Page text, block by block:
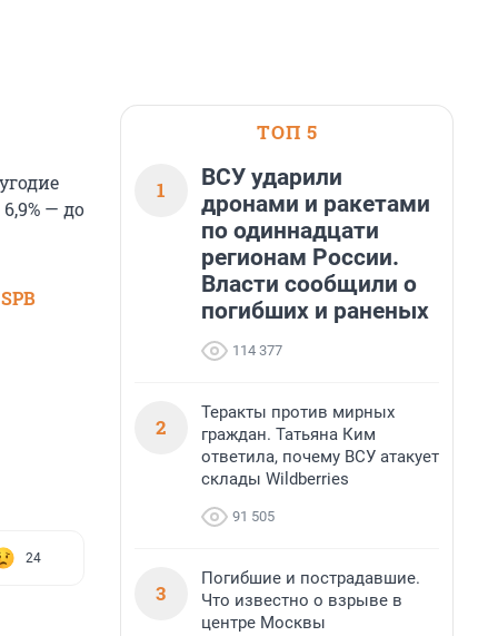
— до
24
ТОП 5
1
ВСУ ударили
дронами и ракетами
по одиннадцати
регионам России.
Власти сообщили о
погибших и раненых
114 377
2
Теракты против мирных
граждан. Татьяна Ким
ответила, почему ВСУ атакует
склады Wildberries
91 505
3
Погибшие и пострадавшие.
Что известно о взрыве в
центре Москвы